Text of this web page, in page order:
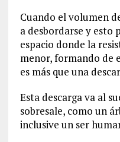
Cuando el volumen
a desbordarse y esto
espacio donde la
menor, formando de
es más que una
Esta descarga va al
sobresale, como un
inclusive un ser